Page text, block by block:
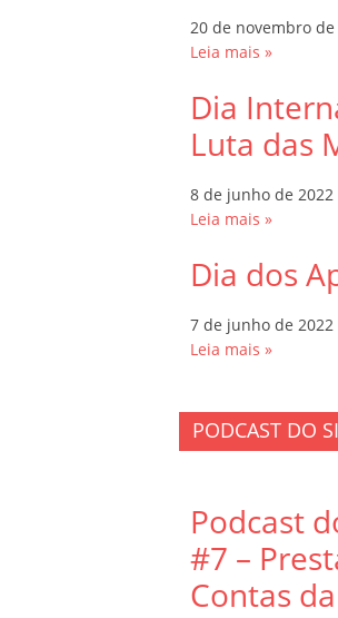
20 de novembro de
Leia mais »
Dia
Luta das
8 de junho de 2022
Leia mais »
Dia dos
7 de junho de 2022
Leia mais »
PODCAST DO
Podcast
#7 –
Contas